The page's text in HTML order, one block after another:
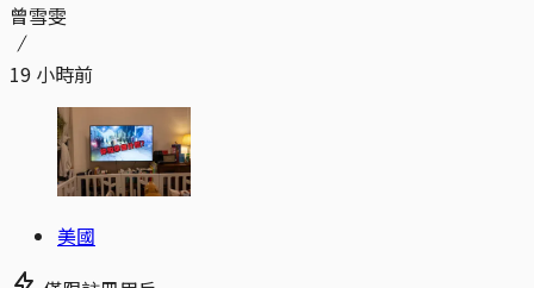
曾雪雯
19 小時前
美國